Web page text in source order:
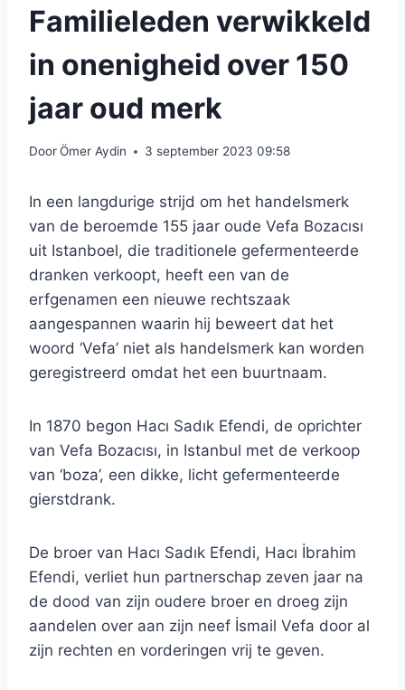
Familieleden verwikkeld
in onenigheid over 150
jaar oud merk
DoorÖmer Aydin 3 september 2023 09:58
In een langdurige strijd om het handelsmerk
van de beroemde 155 jaar oude Vefa Bozacısı
uit Istanboel, die traditionele gefermenteerde
dranken verkoopt, heeft een van de
erfgenamen een nieuwe rechtszaak
aangespannen waarin hij beweert dat het
woord ‘Vefa’ niet als handelsmerk kan worden
geregistreerd omdat het een buurtnaam.
In 1870 begon Hacı Sadık Efendi, de oprichter
van Vefa Bozacısı, in Istanbul met de verkoop
van ‘boza’, een dikke, licht gefermenteerde
gierstdrank.
De broer van Hacı Sadık Efendi, Hacı İbrahim
Efendi, verliet hun partnerschap zeven jaar na
de dood van zijn oudere broer en droeg zijn
aandelen over aan zijn neef İsmail Vefa door al
zijn rechten en vorderingen vrij te geven.